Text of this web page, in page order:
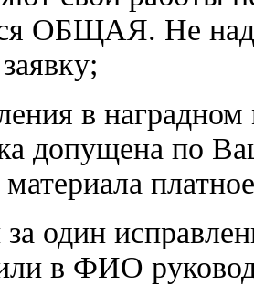
ОБЩАЯ. Не
в
допущена по
за один
в ФИО